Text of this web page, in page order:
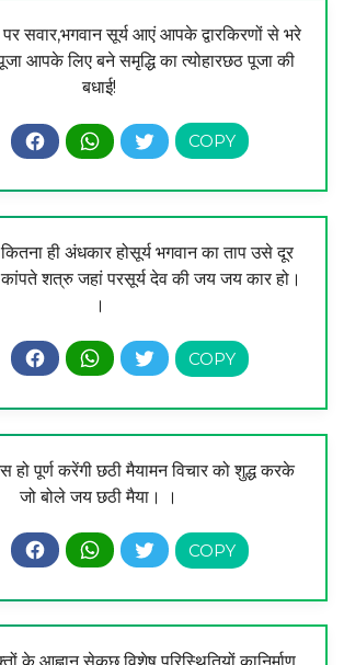
सवार,भगवान सूर्य आएं आपके द्वारकिरणों से भरे
आपके लिए बने समृद्धि का त्योहारछठ पूजा की
बधाई!
कितना ही अंधकार होसूर्य भगवान का ताप उसे दूर
शत्रु जहां परसूर्य देव की जय जय कार हो।
।
पूर्ण करेंगी छठी मैयामन विचार को शुद्ध करके
जो बोले जय छठी मैया। ।